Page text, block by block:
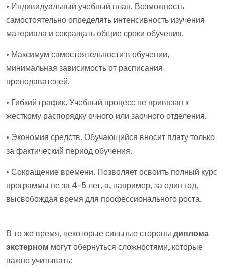
• Индивидуальный учебный план. Возможность
самостоятельно определять интенсивность изучения
материала и сокращать общие сроки обучения.
• Максимум самостоятельности в обучении,
минимальная зависимость от расписания
преподавателей.
• Гибкий график. Учебный процесс не привязан к
жесткому распорядку очного или заочного отделения.
• Экономия средств. Обучающийся вносит плату только
за фактический период обучения.
• Сокращение времени. Позволяет освоить полный курс
программы не за 4-5 лет, а, например, за один год,
высвобождая время для профессионального роста.
В то же время, некоторые сильные стороны диплома
экстерном могут обернуться сложностями, которые
важно учитывать: